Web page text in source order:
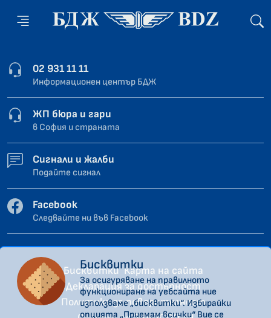
02 931 11 11
Информационен център БДЖ
ЖП бюра и гари
в София и страната
Сигнали и жалби
Подайте сигнал
Facebook
Следвайте ни във Facebook
Бисквитки Карта на сайта
Декларация за достъпност
Политика за поверителност
Бисквитки
За осигуряване на правилното
функциониране на уебсайта ние
използваме „бисквитки“. Избирайки
опцията „Приемам всички“ Вие се